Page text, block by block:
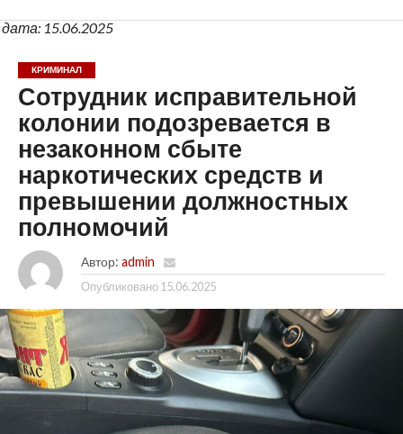
дата: 15.06.2025
КРИМИНАЛ
Сотрудник исправительной
колонии подозревается в
незаконном сбыте
наркотических средств и
превышении должностных
полномочий
Автор: admin
Опубликовано 15.06.2025